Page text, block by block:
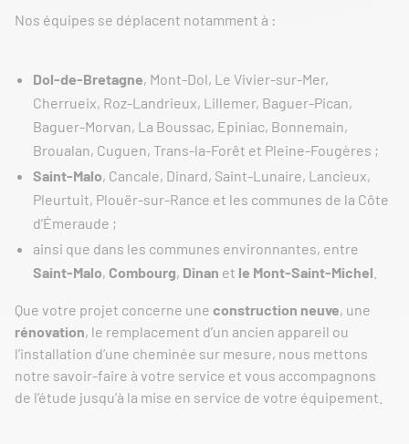
Nos équipes se déplacent notamment à :
Dol-de-Bretagne, Mont-Dol, Le Vivier-sur-Mer,
Cherrueix, Roz-Landrieux, Lillemer, Baguer-Pican,
Baguer-Morvan, La Boussac, Epiniac, Bonnemain,
Broualan, Cuguen, Trans-la-Forêt et Pleine-Fougères ;
Saint-Malo, Cancale, Dinard, Saint-Lunaire, Lancieux,
Pleurtuit, Plouër-sur-Rance et les communes de la Côte
d’Émeraude ;
ainsi que dans les communes environnantes, entre
Saint-Malo, Combourg, Dinan et le Mont-Saint-Michel
Que votre projet concerne une construction neuve, une
rénovation, le remplacement d’un ancien appareil ou
l’installation d’une cheminée sur mesure, nous mettons
notre savoir-faire à votre service et vous accompagnons
de l’étude jusqu’à la mise en service de votre équipement.